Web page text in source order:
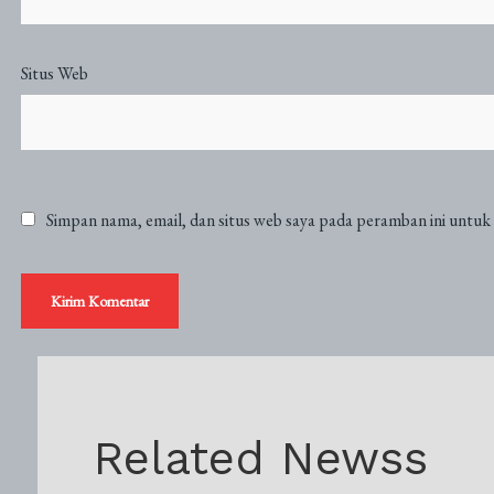
Situs Web
Simpan nama, email, dan situs web saya pada peramban ini
Related Newss